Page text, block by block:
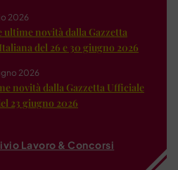
2026
ultime novità dalla Gazzetta
del 26 e 30 giugno 2026
2026
novità dalla Gazzetta Ufficiale
23 giugno 2026
Lavoro & Concorsi